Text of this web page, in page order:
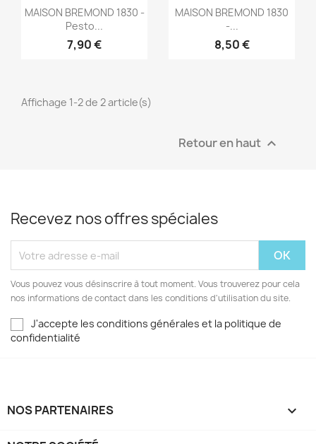
Aperçu rapide
MAISON BREMOND 1830 -
Pesto...
7,90 €
Aperçu rapide
MAISON BREMOND 1830
-...
8,50 €
Affichage 1-2 de 2 article(s)
Retour en haut 
Recevez nos offres spéciales
Vous pouvez vous désinscrire à tout moment. Vous trouverez pour cela
nos informations de contact dans les conditions d'utilisation du site.
J'accepte les conditions générales et la politique de
confidentialité
NOS PARTENAIRES 